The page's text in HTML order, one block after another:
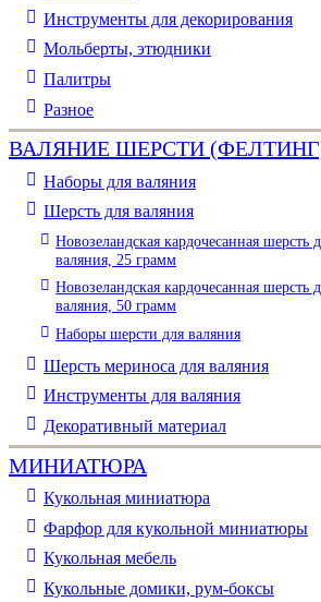
Инструменты для декорирования
Мольберты, этюдники
Палитры
Разное
ВАЛЯНИЕ ШЕРСТИ
Наборы для валяния
Шерсть для валяния
Новозеландская кардочесанная шерсть
валяния, 25 грамм
Новозеландская кардочесанная шерсть
валяния, 50 грамм
Наборы шерсти для валяния
Шерсть мериноса для валяния
Инструменты для валяния
Декоративный материал
МИНИАТЮРА
Кукольная миниатюра
Фарфор для кукольной миниатюры
Кукольная мебель
Кукольные домики, рум-боксы